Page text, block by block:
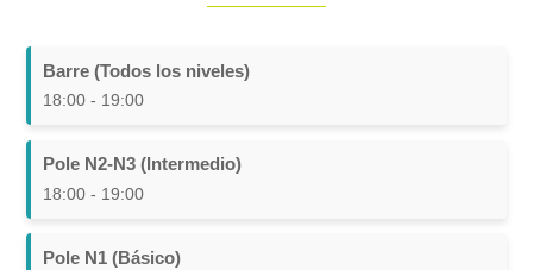
Barre (Todos los niveles)
18:00 - 19:00
Pole N2-N3 (Intermedio)
18:00 - 19:00
Pole N1 (Básico)